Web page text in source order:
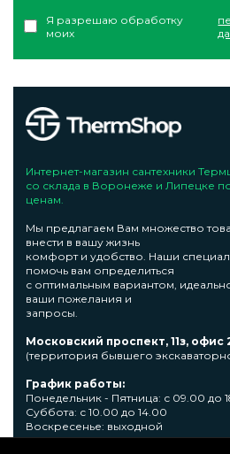
Я разрешаю обработку
моих
Интернет-магазин сантехники
со склада в Воронеже и Липецке
ценам.
Мы предлагаем Вам множество
внести в вашу жизнь
комфорт и удобство. Наши
помочь вам определиться
с оптимальным вариантом,
ваши пожелания и
запросы.
Московский проспект, 11з, офис
(территория бывшего
График работы:
Понедельник - Пятница: с 09.00 до
Суббота: с 10.00 до 14.00
Воскресенье: выходной